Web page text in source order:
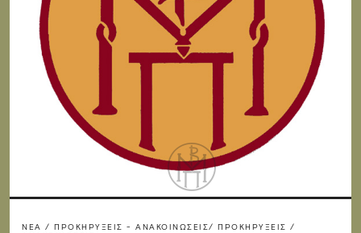
ΝΈΑ / ΠΡΟΚΗΡΎΞΕΙΣ - ΑΝΑΚΟΙΝΏΣΕΙΣ/ ΠΡΟΚΗΡΎΞΕΙΣ /